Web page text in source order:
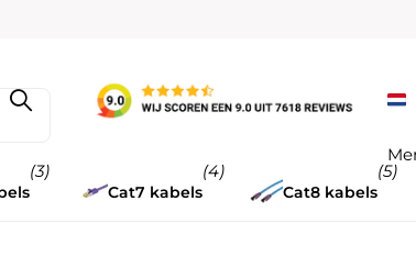
(3)
Cat7 kabels
(4)
Cat8 kabels
(5)